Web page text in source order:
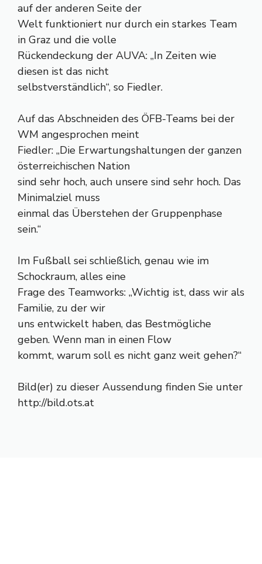
auf der anderen Seite der
Welt funktioniert nur durch ein starkes Team
in Graz und die volle
Rückendeckung der AUVA: „In Zeiten wie
diesen ist das nicht
selbstverständlich“, so Fiedler.
Auf das Abschneiden des ÖFB-Teams bei der
WM angesprochen meint
Fiedler: „Die Erwartungshaltungen der ganzen
österreichischen Nation
sind sehr hoch, auch unsere sind sehr hoch. Das
Minimalziel muss
einmal das Überstehen der Gruppenphase
sein.“
Im Fußball sei schließlich, genau wie im
Schockraum, alles eine
Frage des Teamworks: „Wichtig ist, dass wir als
Familie, zu der wir
uns entwickelt haben, das Bestmögliche
geben. Wenn man in einen Flow
kommt, warum soll es nicht ganz weit gehen?“
Bild(er) zu dieser Aussendung finden Sie unter
http://bild.ots.at